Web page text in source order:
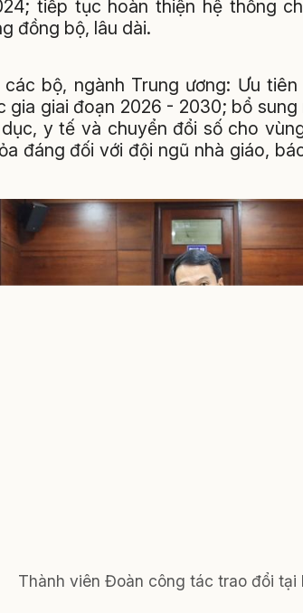
tiếp tục hoàn thiện hệ thống
đồng bộ, lâu dài.
bộ, ngành Trung ương: Ưu
gia giai đoạn 2026 - 2030; bổ
y tế và chuyển đổi số cho
đáng đối với đội ngũ nhà giáo,
Thành viên Đoàn công tác trao đổi tại